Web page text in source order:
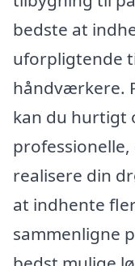
bedste at
uforpligtende
håndværkere.
kan du hurtigt
realisere din
at indhente
sammenligne